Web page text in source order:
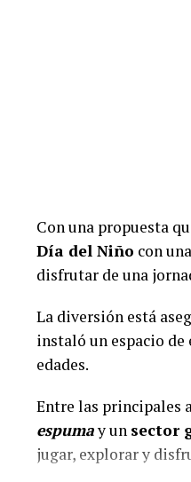
Con una propuesta
Día del Niño con
disfrutar de una
La diversión está
instaló un espacio
edades.
Entre las principales
espumay un sector
jugar, explorar y